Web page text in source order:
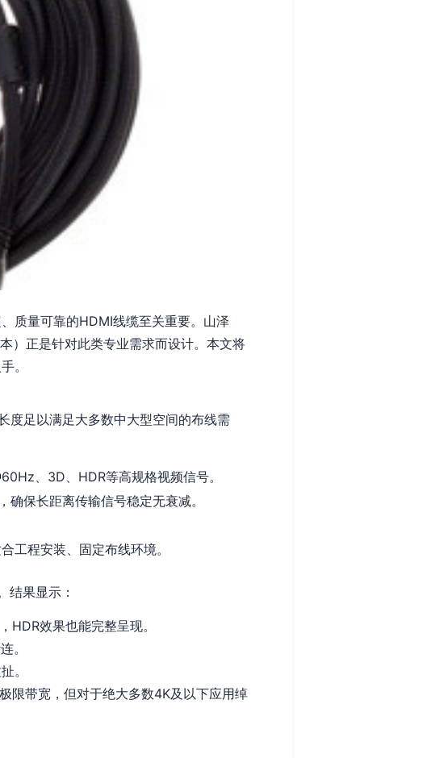
质量可靠的HDMI线缆至关重要。山泽
）正是针对此类专业需求而设计。本文将
。
度足以满足大多数中大型空间的布线需
、3D、HDR等高规格视频信号。
保长距离传输信号稳定无衰减。
工程安装、固定布线环境。
结果显示：
效果也能完整呈现。
。
。
限带宽，但对于绝大多数4K及以下应用绰